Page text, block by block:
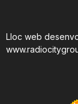
Lloc web